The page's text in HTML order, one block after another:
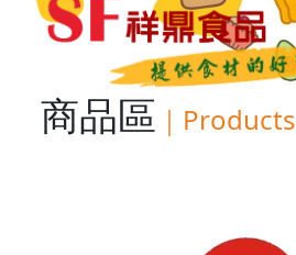
商品區 ｜ Products